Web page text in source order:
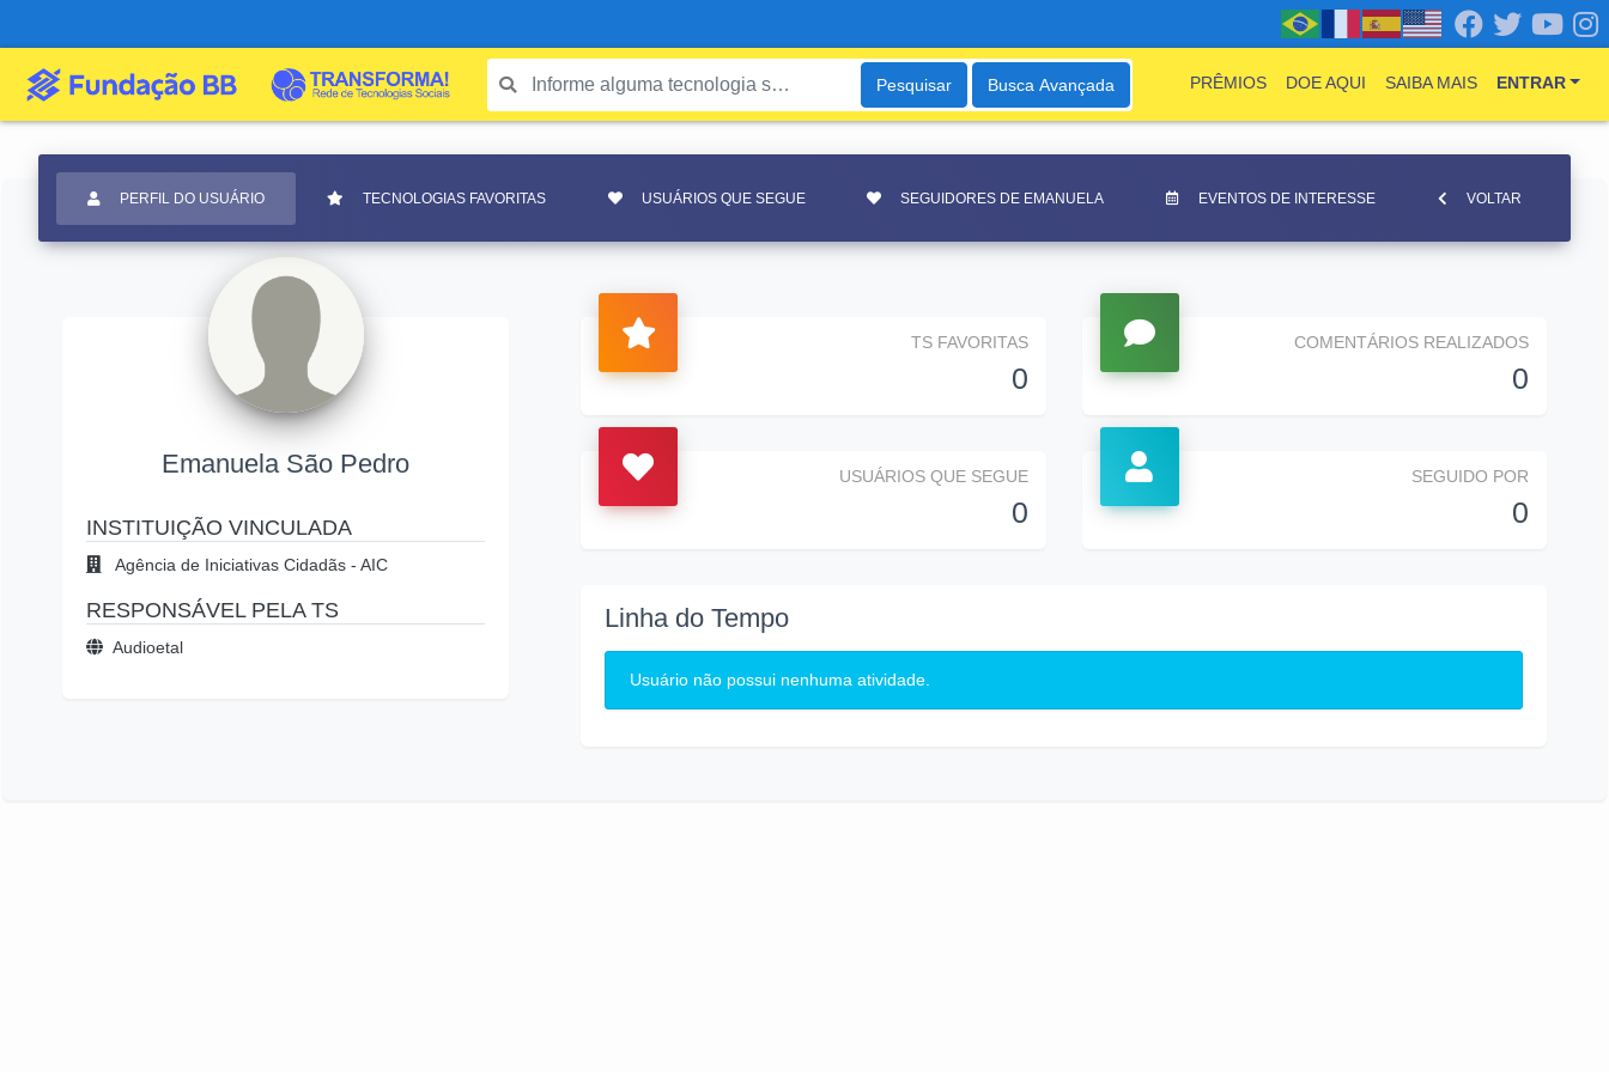
Pesquisar Busca Avançada PRÊMIOS DOE AQUI SAIBA MAIS ENTRAR
PERFIL DO USUÁRIO TECNOLOGIAS FAVORITAS USUÁRIOS QUE SEGUE SEGUIDORES DE EMANUELA EVENTOS DE INTERESSE VOLTAR
Emanuela São Pedro
INSTITUIÇÃO VINCULADA
Agência de Iniciativas Cidadãs - AIC
RESPONSÁVEL PELA TS
Audioetal
TS FAVORITAS
0
COMENTÁRIOS REALIZADOS
0
USUÁRIOS QUE SEGUE
0
SEGUIDO POR
0
Linha do Tempo
Usuário não possui nenhuma atividade.